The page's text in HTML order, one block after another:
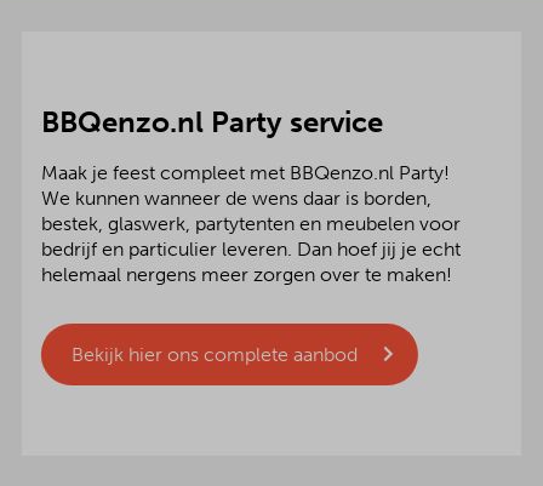
BBQenzo.nl Party service
Maak je feest compleet met BBQenzo.nl Party!
We kunnen wanneer de wens daar is borden,
bestek, glaswerk, partytenten en meubelen voor
bedrijf en particulier leveren. Dan hoef jij je echt
helemaal nergens meer zorgen over te maken!
Bekijk hier ons complete aanbod